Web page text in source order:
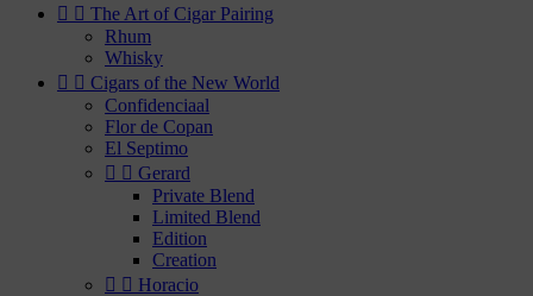
  The Art of Cigar Pairing
Rhum
Whisky
  Cigars of the New World
Confidenciaal
Flor de Copan
El Septimo
  Gerard
Private Blend
Limited Blend
Edition
Creation
  Horacio